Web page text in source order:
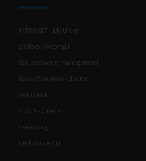
INTRANET - My Univr
Outlook Webmail
GIA password management
Backoffice Area - dbErw
Help Desk
ESSE3 - Cineca
E-learning
Cedolino e CU